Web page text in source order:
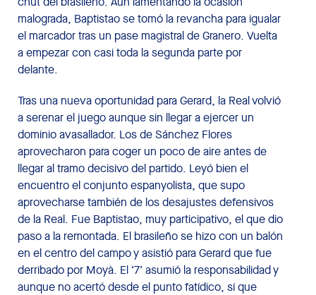
malograda, Baptistao se tomó la revancha para igualar
el marcador tras un pase magistral de Granero. Vuelta
a empezar con casi toda la segunda parte por
delante.
Tras una nueva oportunidad para Gerard, la Real volvió
a serenar el juego aunque sin llegar a ejercer un
dominio avasallador. Los de Sánchez Flores
aprovecharon para coger un poco de aire antes de
llegar al tramo decisivo del partido. Leyó bien el
encuentro el conjunto espanyolista, que supo
aprovecharse también de los desajustes defensivos
de la Real. Fue Baptistao, muy participativo, el que dio
paso a la remontada. El brasileño se hizo con un balón
en el centro del campo y asistió para Gerard que fue
derribado por Moyà. El ‘7’ asumió la responsabilidad y
aunque no acertó desde el punto fatídico, sí que